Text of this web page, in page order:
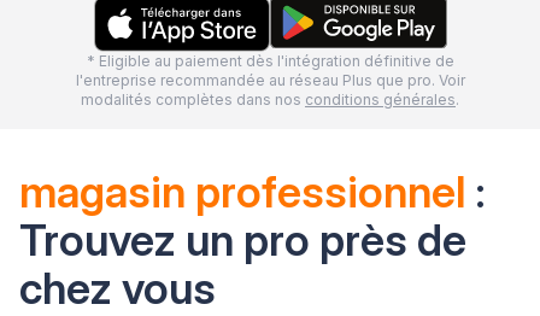
* Eligible au paiement dès l'intégration définitive de
l'entreprise recommandée au réseau Plus que pro. Voir
modalités complètes dans nos conditions générales.
magasin professionnel :
Trouvez un pro près de
chez vous